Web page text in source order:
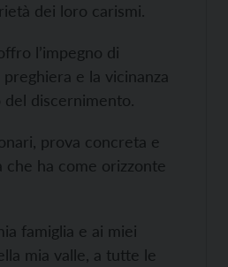
dei loro carismi.
l’impegno di
e la vicinanza
discernimento.
prova concreta e
che ha come orizzonte
famiglia e ai miei
mia valle, a tutte le